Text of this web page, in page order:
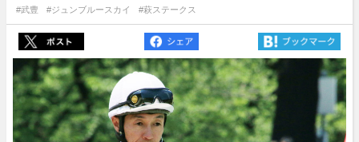
#武豊 #ジュンブルースカイ #萩ステークス